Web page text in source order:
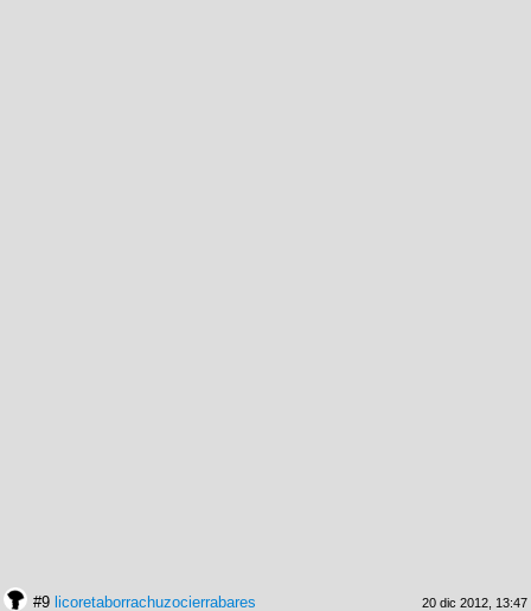
#9 licoretaborrachuzocierrabares 20 dic 2012, 13:47